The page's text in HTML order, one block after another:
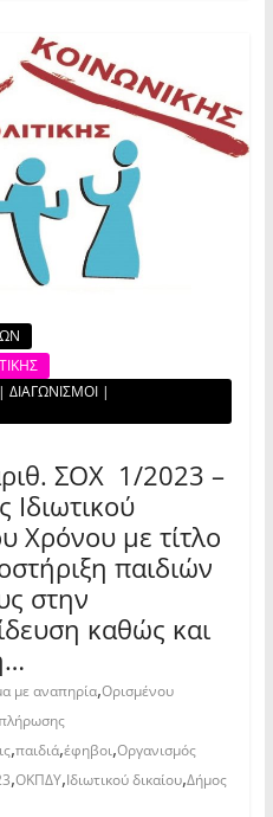
|
ΣΟΧ 1/2023 –
Χρόνου με τίτλο
παιδιών
στην
καθώς και
με αναπηρία,Ορισμένου
,παιδιά,έφηβοι,Οργανισμός
,ΟΚΠΔΥ,Ιδιωτικού δικαίου,Δήμος